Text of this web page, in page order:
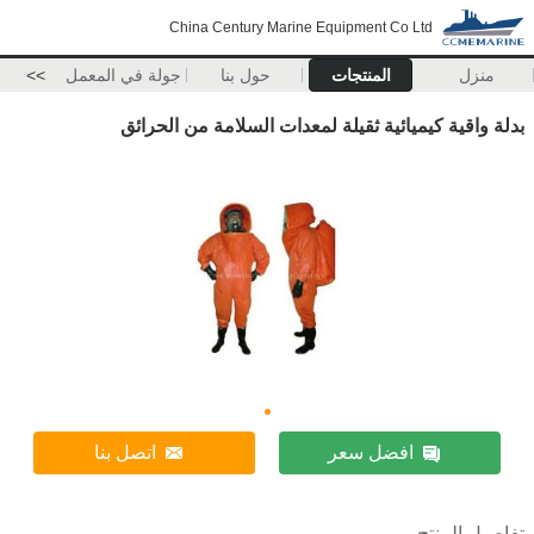
China Century Marine Equipment Co Ltd
منزل المنتجات حول بنا جولة في المعمل >>
بدلة واقية كيميائية ثقيلة لمعدات السلامة من الحرائق
افضل سعر اتصل بنا